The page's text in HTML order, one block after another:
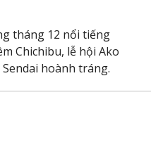
tháng 12 nổi tiếng
Chichibu, lễ hội Ako
hoành tráng.